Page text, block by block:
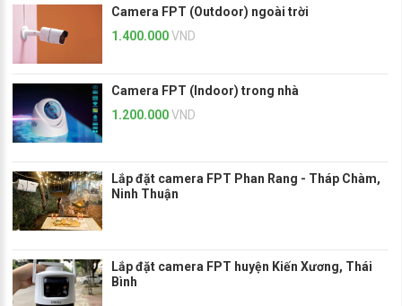
Camera FPT (Outdoor) ngoài trời
1.400.000VND
Camera FPT (Indoor) trong nhà
1.200.000VND
Lắp đặt camera FPT Phan Rang - Tháp Chàm,
Ninh Thuận
Lắp đặt camera FPT huyện Kiến Xương, Thái
Bình